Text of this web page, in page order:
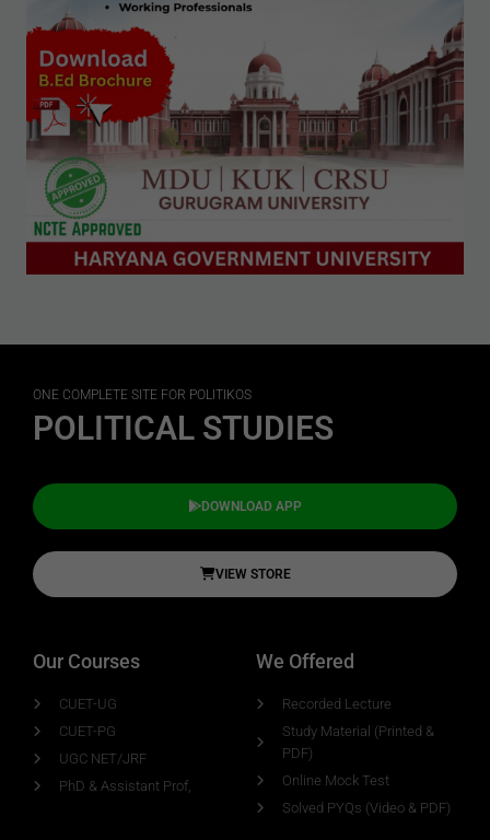
ONE COMPLETE SITE FOR POLITIKOS
POLITICAL STUDIES
DOWNLOAD APP
VIEW STORE
Our Courses
CUET-UG
CUET-PG
UGC NET/JRF
PhD & Assistant Prof,
We Offered
Recorded Lecture
Study Material (Printed &
PDF)
Online Mock Test
Solved PYQs (Video & PDF)